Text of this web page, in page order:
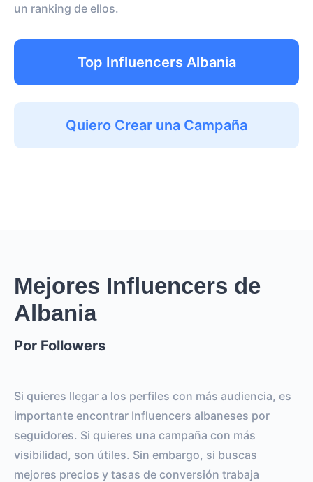
un ranking de ellos.
Top Influencers Albania
Quiero Crear una Campaña
Mejores Influencers de
Albania
Por Followers
Si quieres llegar a los perfiles con más audiencia, es
importante encontrar Influencers albaneses por
seguidores. Si quieres una campaña con más
visibilidad, son útiles. Sin embargo, si buscas
mejores precios y tasas de conversión trabaja